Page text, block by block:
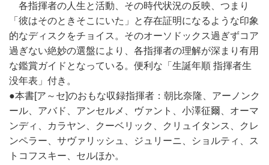
各指揮者の人生と活動、その時代状況の反映、つまり
「彼はそのときそこにいた」と存在証明になるような印象
的なディスクをチョイス。そのオーソドックス過ぎずコア
過ぎない絶妙の選盤により、各指揮者の理解が深まり有用
な鑑賞ガイドとなっている。便利な「生誕年順 指揮者生
没年表」付き。
●本書[ア～セ]のおもな収録指揮者：朝比奈隆、アーノンク
ール、アバド、アンセルメ、ヴァント、小澤征爾、オーマ
ンディ、カラヤン、クーベリック、クリュイタンス、クレ
ンペラー、サヴァリッシュ、ジュリーニ、ショルティ、ス
トコフスキー、セルほか。